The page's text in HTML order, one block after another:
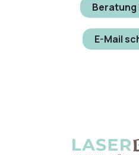
Beratung
E-Mail